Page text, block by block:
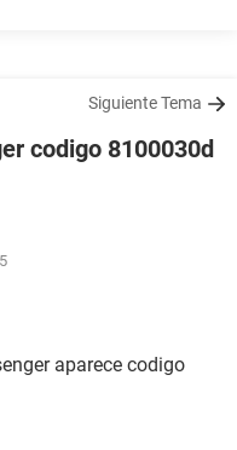
Siguiente Tema
codigo 8100030d
aparece codigo